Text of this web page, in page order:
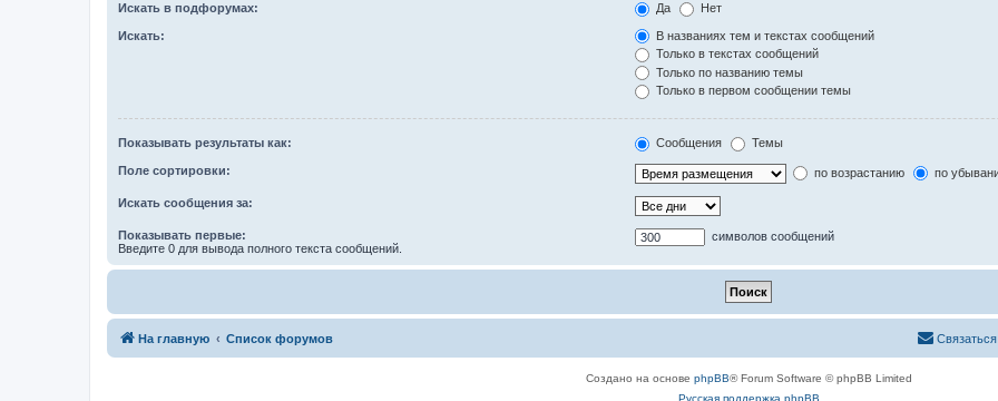
Искать в подфорумах: Да Нет
Искать:
В названиях тем и текстах сообщений
Только в текстах сообщений
Только по названию темы
Только в первом сообщении темы
Показывать результаты как: Сообщения Темы
Поле сортировки: по возрастанию по
Искать сообщения за:
Показывать первые:
Введите 0 для вывода полного текста сообщений.
символов сообщений
На главную Список форумов
Создано на основе phpBB® Forum Software © phpBB Limited
Русская поддержка phpBB